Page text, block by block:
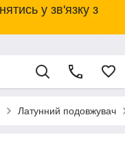
у зв'язку з
Латунний подовжувач